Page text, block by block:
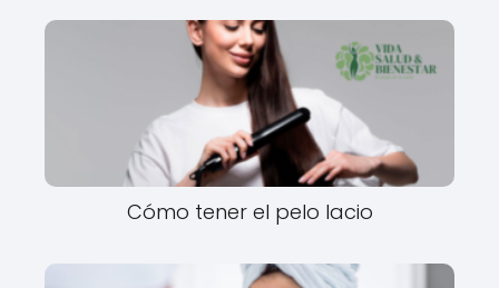
Cómo tener el pelo lacio